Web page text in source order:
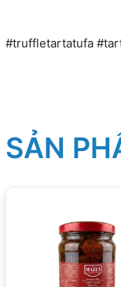
#truffletartatufa
SẢN